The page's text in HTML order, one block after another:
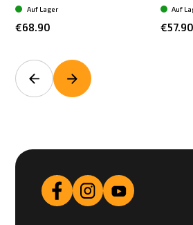
€68.90
Auf Lager
€57.90
Auf